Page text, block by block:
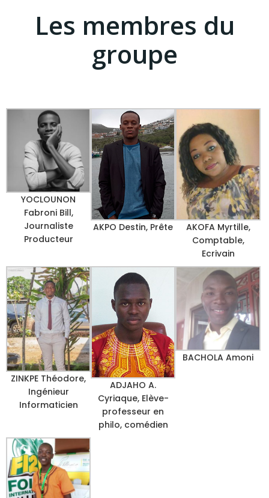
Les membres du
groupe
YOCLOUNON
Fabroni Bill,
Journaliste
Producteur
AKPO Destin, Prête
AKOFA Myrtille,
Comptable,
Ecrivain
ZINKPE Théodore,
Ingénieur
Informaticien
ADJAHO A.
Cyriaque, Elève-
professeur en
philo, comédien
BACHOLA Amoni